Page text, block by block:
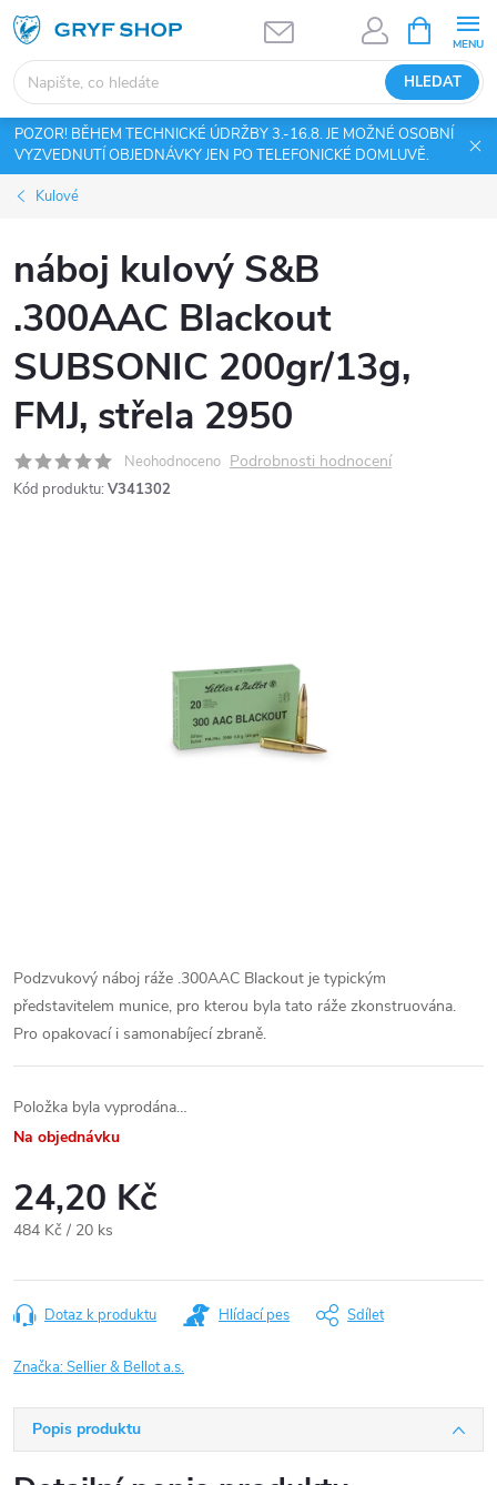
Přejít
na
obsah
HLEDAT
NÁKUPNÍ
KOŠÍK
POZOR! BĚHEM TECHNICKÉ ÚDRŽBY 3.-16.8. JE MOŽNÉ OSOBNÍ
VYZVEDNUTÍ OBJEDNÁVKY JEN PO TELEFONICKÉ DOMLUVĚ.
Kulové
náboj kulový S&B
.300AAC Blackout
SUBSONIC 200gr/13g,
FMJ, střela 2950
Neohodnoceno Podrobnosti hodnocení
Kód produktu: V341302
Podzvukový náboj ráže .300AAC Blackout je typickým
představitelem munice, pro kterou byla tato ráže zkonstruována.
Pro opakovací i samonabíjecí zbraně.
Položka byla vyprodána…
Na objednávku
24,20 Kč
Měrná
484 Kč / 20 ks
Dotaz k produktu Hlídací pes Sdílet
Značka:Sellier & Bellot a.s.
Popis produktu